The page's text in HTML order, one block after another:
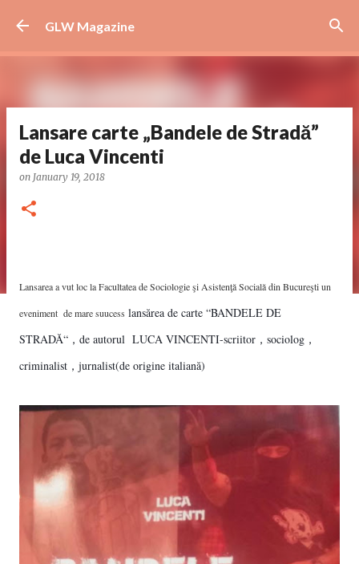
GLW Magazine
Lansare carte „Bandele de Stradă”
de Luca Vincenti
on January 19, 2018
Lansarea a vut loc la Facultatea de Sociologie şi Asistenţă Socială din Bucureşti un
eveniment de mare suucess lansărea de carte “BANDELE DE
STRADĂ“，de autorul LUCA VINCENTI-scriitor，sociolog，
criminalist，jurnalist(de origine italiană)